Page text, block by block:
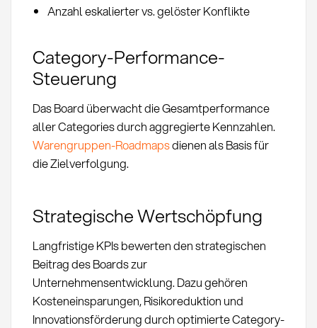
Anzahl eskalierter vs. gelöster Konflikte
Category-Performance-
Steuerung
Das Board überwacht die Gesamtperformance
aller Categories durch aggregierte Kennzahlen.
Warengruppen-Roadmapsdienen als Basis für
die Zielverfolgung.
Strategische Wertschöpfung
Langfristige KPIs bewerten den strategischen
Beitrag des Boards zur
Unternehmensentwicklung. Dazu gehören
Kosteneinsparungen, Risikoreduktion und
Innovationsförderung durch optimierte Category-